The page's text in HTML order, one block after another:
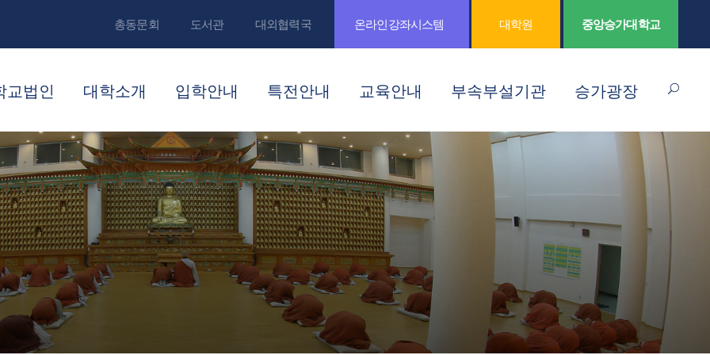
총동문회 도서관 대외협력국 온라인강좌시스템 대학원 중앙승가대학교
교법인 대학소개 입학안내 특전안내 교육안내 부속부설기관 승가광장